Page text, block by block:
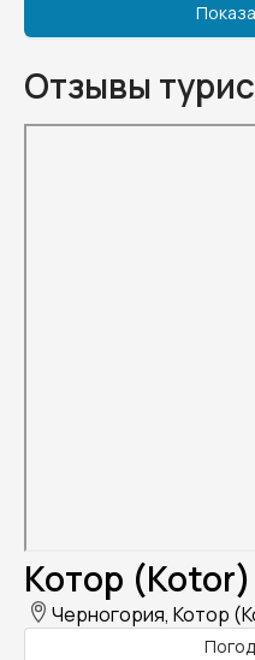
Отзывы
Котор
Черногория, Котор